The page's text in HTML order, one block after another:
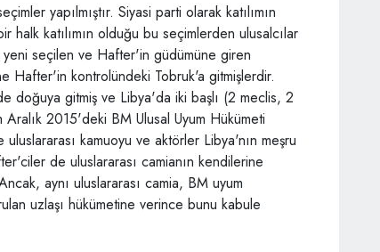
yapılmıştır. Siyasi parti olarak katılımın
katılımın olduğu bu seçimlerden ulusalcılar
yeni seçilen ve Hafter'in güdümüne giren
Hafter'in kontrolündeki Tobruk'a gitmişlerdir.
doğuya gitmiş ve Libya'da iki başlı (2 meclis, 2
Aralık 2015'deki BM Ulusal Uyum Hükümeti
kamuoyu ve aktörler Libya'nın meşru
de uluslararası camianın kendilerine
aynı uluslararası camia, BM uyum
uzlaşı hükümetine verince bunu kabule